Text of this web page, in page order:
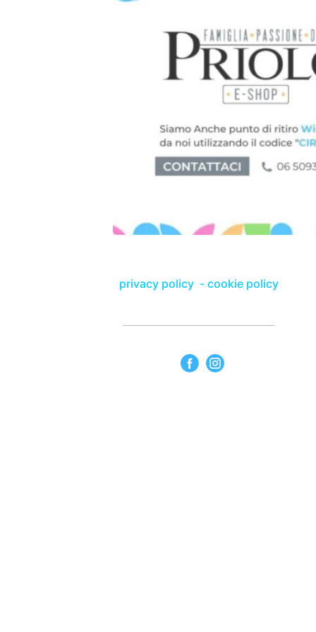
privacy policy - cookie policy